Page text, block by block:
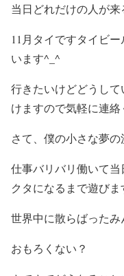
当日どれだけの人が
11月タイですタイビ
います^_^
行きたいけどどうし
けますので気軽に連
さて、僕の小さな夢
仕事バリバリ働いて
クタになるまで遊びま
世界中に散らばった
おもろくない？